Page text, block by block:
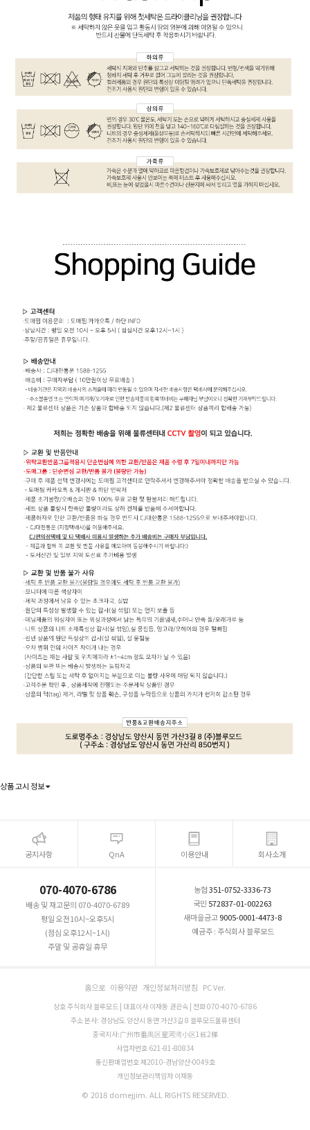
상품 고시 정보
공지사항 QnA 이용안내 회사소개
070-4070-6786
배송 및 재고문의 070-4070-6789
평일 오전10시~오후5시
(점심 오후12시~1시)
주말 및 공휴일 휴무
농협351-0752-3336-73
국민 572837-01-002263
새마을금고9005-0001-4473-8
예금주 : 주식회사 블루모드
홈으로 이용약관 개인정보처리방침 PC Ver.
상호 주식회사 블루모드 | 대표이사 이재동 권은숙 | 전화 070-4070-6786
주소 본사: 경상남도 양산시 동면 가산3길 8 블루모드물류센터
중국지사:广州市番禺区星河湾小区1栋2梯
사업자번호 621-81-80834
통신판매업번호 제2010-경남양산-0049호
개인정보관리책임자 이재동
© 2018 domejjim. ALL RIGHTS RESERVED.